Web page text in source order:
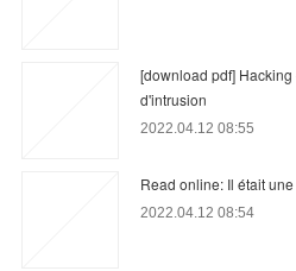
[download pdf]
d'intrusion
2022.04.12 08:55
Read online: Il était
2022.04.12 08:54